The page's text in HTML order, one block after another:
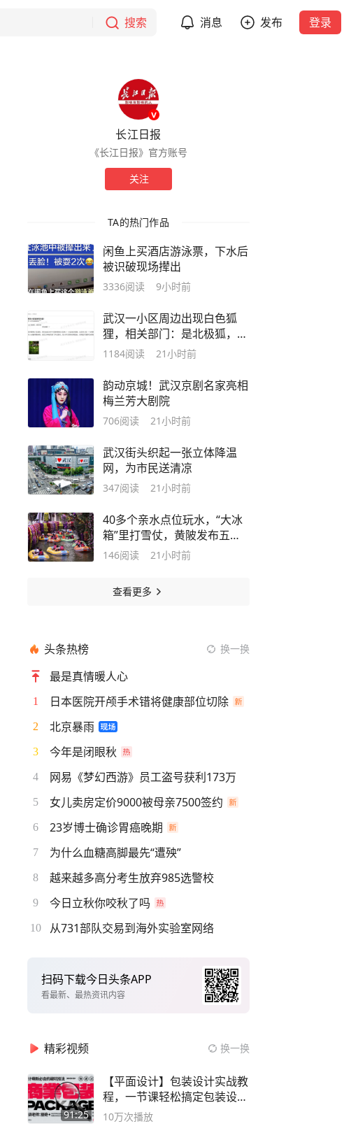
搜索 消息 发布 登录
长江日报
《长江日报》官方账号
关注
TA的热门作品
闲鱼上买酒店游泳票，下水后
被识破现场撵出
3336阅读 9小时前
武汉一小区周边出现白色狐
狸，相关部门：是北极狐，并
非国家野生保护动物，大概率
务必保持安全距离
1184阅读 21小时前
韵动京城！武汉京剧名家亮相
梅兰芳大剧院
706阅读 21小时前
武汉街头织起一张立体降温
网，为市民送清凉
347阅读 21小时前
40多个亲水点位玩水，“大冰
箱”里打雪仗，黄陂发布五条
“清凉度假”线路
146阅读 21小时前
查看更多
头条热榜 换一换
最是真情暖人心
1 日本医院开颅手术错将健康部位切除
2 北京暴雨
3 今年是闭眼秋
4 网易《梦幻西游》员工盗号获利173万
5 女儿卖房定价9000被母亲7500签约
6 23岁博士确诊胃癌晚期
7 为什么血糖高脚最先“遭殃”
8 越来越多高分考生放弃985选警校
9 今日立秋你咬秋了吗
10 从731部队交易到海外实验室网络
扫码下载今日头条APP
看最新、最热资讯内容
精彩视频 换一换
91:25
【平面设计】包装设计实战教
程，一节课轻松搞定包装设计
流程！
10万次播放